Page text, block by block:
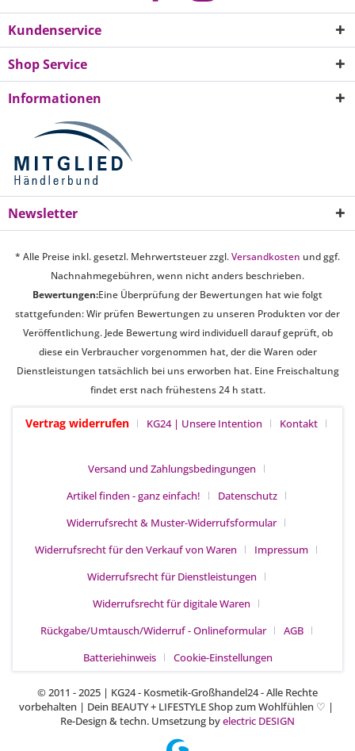
Kundenservice
Shop Service
Informationen
Newsletter
* Alle Preise inkl. gesetzl. Mehrwertsteuer zzgl.Versandkosten und ggf.
Nachnahmegebühren, wenn nicht anders beschrieben.
Bewertungen:Eine Überprüfung der Bewertungen hat wie folgt
stattgefunden: Wir prüfen Bewertungen zu unseren Produkten vor der
Veröffentlichung. Jede Bewertung wird individuell darauf geprüft, ob
diese ein Verbraucher vorgenommen hat, der die Waren oder
Dienstleistungen tatsächlich bei uns erworben hat. Eine Freischaltung
findet erst nach frühestens 24 h statt.
Vertrag widerrufen KG24 | Unsere Intention Kontakt
Versand und Zahlungsbedingungen
Artikel finden - ganz einfach!
Datenschutz
Widerrufsrecht & Muster-Widerrufsformular
Widerrufsrecht für den Verkauf von Waren
Impressum
Widerrufsrecht für Dienstleistungen
Widerrufsrecht für digitale Waren
Rückgabe/Umtausch/Widerruf - Onlineformular
AGB
Batteriehinweis
Cookie-Einstellungen
© 2011 - 2025 | KG24 - Kosmetik-Großhandel24 - Alle Rechte
vorbehalten | Dein BEAUTY + LIFESTYLE Shop zum Wohlfühlen ♡ |
Re-Design & techn. Umsetzung byelectric DESIGN